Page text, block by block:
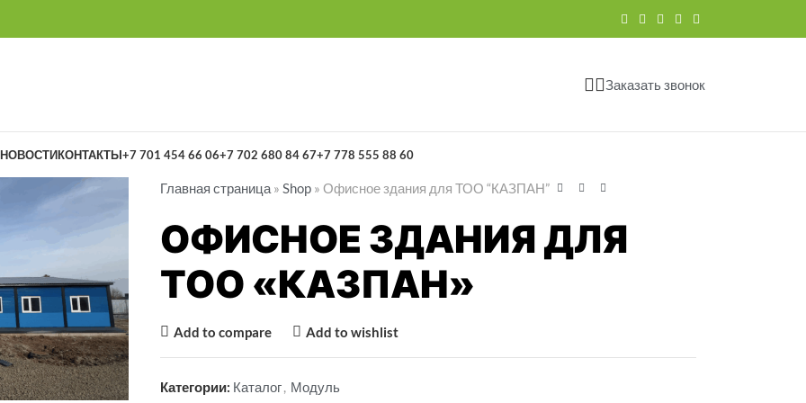
Заказать звонок
НОВОСТИКОНТАКТЫ+7 701 454 66 06+7 702 680 84 67+7 778 555 88 60
Главная страница» Shop» Офисное здания для ТОО “КАЗПАН”
ОФИСНОЕ ЗДАНИЯ ДЛЯ
ТОО «КАЗПАН»
Add to compare Add to wishlist
Категории: Каталог, Модуль